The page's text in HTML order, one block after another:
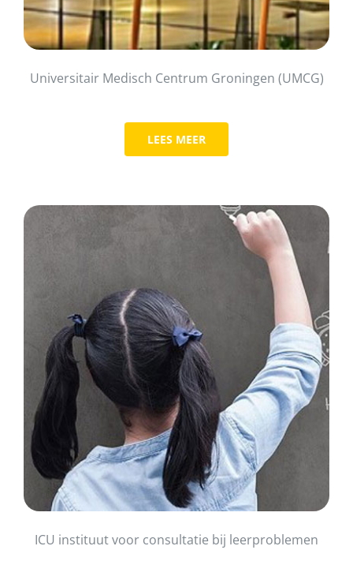
Universitair Medisch Centrum Groningen (UMCG)
LEES MEER
ICU instituut voor consultatie bij leerproblemen